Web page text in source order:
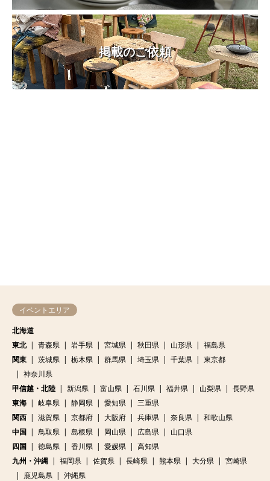
掲載のご依頼
イベントエリア
北海道
東北
青森県 岩手県 宮城県 秋田県 山形県
福島県
関東
茨城県 栃木県 群馬県 埼玉県 千葉県
東京都
神奈川県
甲信越・北陸
新潟県 富山県 石川県 福井県 山梨県
長野県
東海
岐阜県 静岡県 愛知県
三重県
関西
滋賀県 京都府 大阪府 兵庫県 奈良県
和歌山県
中国
鳥取県 島根県 岡山県 広島県
山口県
四国
徳島県 香川県 愛媛県
高知県
九州・沖縄
福岡県 佐賀県 長崎県 熊本県 大分県
宮崎県
鹿児島県
沖縄県